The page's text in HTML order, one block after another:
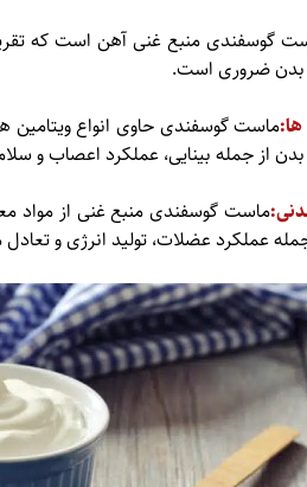
ضروری است.
ها:
از جمله بینایی، عملکرد اعصاب و
ماست گوسفندی منبع غنی از مواد
عملکرد عضلات، تولید انرژی و